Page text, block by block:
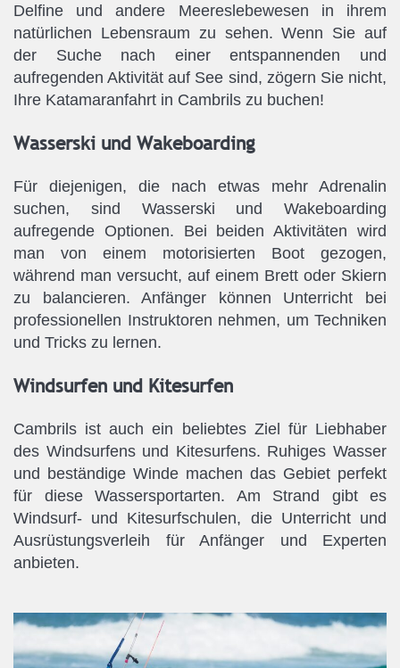
Delfine und andere Meereslebewesen in ihrem
natürlichen Lebensraum zu sehen. Wenn Sie auf
der Suche nach einer entspannenden und
aufregenden Aktivität auf See sind, zögern Sie nicht,
Ihre Katamaranfahrt in Cambrils zu buchen!
Wasserski und Wakeboarding
Für diejenigen, die nach etwas mehr Adrenalin
suchen, sind Wasserski und Wakeboarding
aufregende Optionen. Bei beiden Aktivitäten wird
man von einem motorisierten Boot gezogen,
während man versucht, auf einem Brett oder Skiern
zu balancieren. Anfänger können Unterricht bei
professionellen Instruktoren nehmen, um Techniken
und Tricks zu lernen.
Windsurfen und Kitesurfen
Cambrils ist auch ein beliebtes Ziel für Liebhaber
des Windsurfens und Kitesurfens. Ruhiges Wasser
und beständige Winde machen das Gebiet perfekt
für diese Wassersportarten. Am Strand gibt es
Windsurf- und Kitesurfschulen, die Unterricht und
Ausrüstungsverleih für Anfänger und Experten
anbieten.